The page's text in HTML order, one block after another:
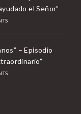
el Señor”
– Episodio